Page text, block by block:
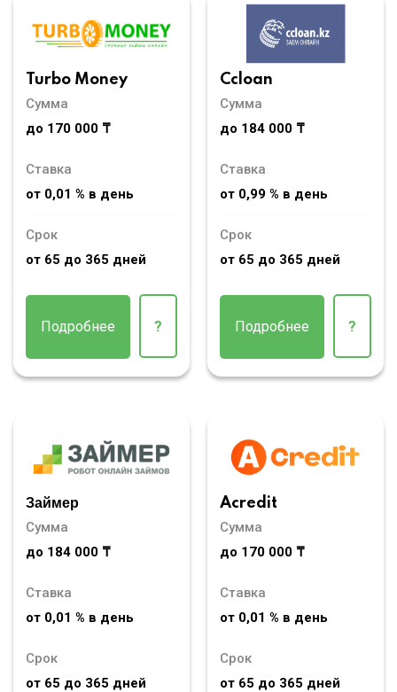
Turbo Money
Сумма
до 170 000 ₸
Ставка
от 0,01 % в день
Срок
от 65 до 365 дней
Подробнее ?
Ccloan
Сумма
до 184 000 ₸
Ставка
от 0,99 % в день
Срок
от 65 до 365 дней
Подробнее ?
Займер
Сумма
до 184 000 ₸
Ставка
от 0,01 % в день
Срок
от 65 до 365 дней
Acredit
Сумма
до 170 000 ₸
Ставка
от 0,01 % в день
Срок
от 65 до 365 дней